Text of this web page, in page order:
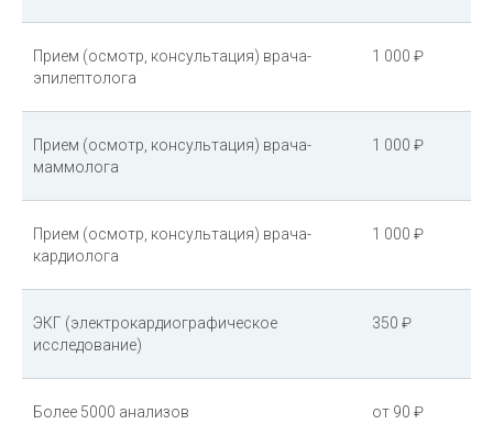
Прием (осмотр, консультация) врача-
эпилептолога
1 000 ₽
Прием (осмотр, консультация) врача-
маммолога
1 000 ₽
Прием (осмотр, консультация) врача-
кардиолога
1 000 ₽
ЭКГ (электрокардиографическое
исследование)
350 ₽
Более 5000 анализов от 90 ₽